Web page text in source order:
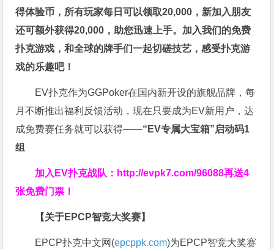
得体验币，所有玩家每日可以领取20,000，新加入朋友
还可额外获得20,000，助您迅速上手。 加入我们的免费
扑克游戏，和全球的牌手们一起切磋技艺，感受扑克游
戏的乐趣吧！
EV扑克作为GGPoker在国内新开设的旗舰品牌，每
月不断推出福利反馈活动，现在只要成为EV新用户，达
成免费赛任务就可以获得——“EV专属大宝箱”启动码1
组
加入EV扑克战队： http://evpk7.com/96088再送4
张免费门票！
【关于EPCP智竞大奖赛】
EPCP扑克中文网(epcppk.com)为EPCP智竞大奖赛